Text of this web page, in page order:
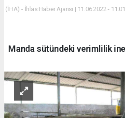
(İHA) - İhlas Haber Ajansı | 11.06.2022 -
Manda sütündeki verimlilik